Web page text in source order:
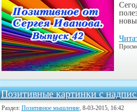
Позитивные картинки с
Раздел: Позитивное мышление, 8-03-2015, 16:42